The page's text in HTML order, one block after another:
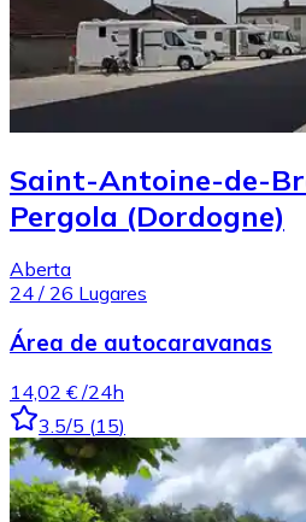
Saint-Antoine-de-
Pergola (Dordogne)
Aberta
24 / 26 Lugares
Área de autocaravanas
14,02 € /24h
3.5/5 (15)